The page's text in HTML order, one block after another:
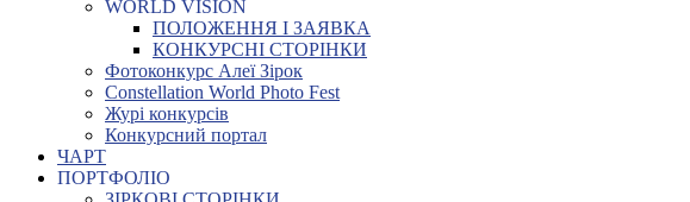
WORLD VISION
ПОЛОЖЕННЯ І ЗАЯВКА
КОНКУРСНІ СТОРІНКИ
Фотоконкурс Алеї Зірок
Constellation World Photo Fest
Журі конкурсів
Конкурсний портал
ЧАРТ
ПОРТФОЛІО